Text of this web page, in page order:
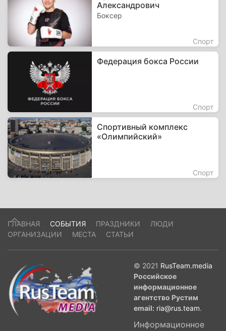
Александрович
Боксер
Спорт
Федерация бокса России
Спорт
Спортивный комплекс
«Олимпийский»
Спорт
ГЛАВНАЯ СОБЫТИЯ ПРАЗДНИКИ
ЛЮДИ
ОРГАНИЗАЦИИ
МЕСТА СТАТЬИ
© 2021 RusTeam.media
Российское
информационное
агентство Рустим
email: ria@rus.team.
Информационное